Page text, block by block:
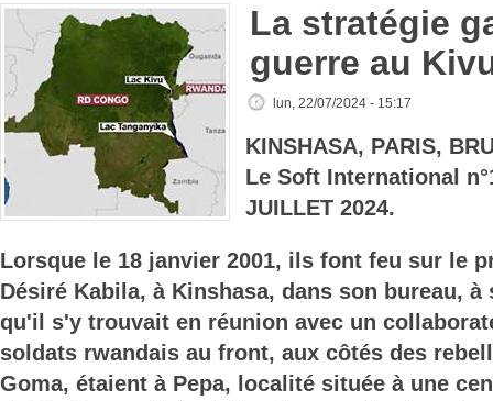
La stratégie
guerre au
lun, 22/07/2024 - 15:17
KINSHASA, PARIS,
Le Soft International
JUILLET 2024.
Lorsque le 18 janvier 2001, ils font feu sur le
Désiré Kabila, à Kinshasa, dans son bureau, à
qu'il s'y trouvait en réunion avec un
soldats rwandais au front, aux côtés des
Goma, étaient à Pepa, localité située à une